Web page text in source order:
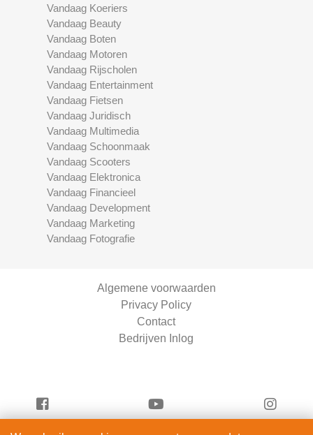
Vandaag Koeriers
Vandaag Beauty
Vandaag Boten
Vandaag Motoren
Vandaag Rijscholen
Vandaag Entertainment
Vandaag Fietsen
Vandaag Juridisch
Vandaag Multimedia
Vandaag Schoonmaak
Vandaag Scooters
Vandaag Elektronica
Vandaag Financieel
Vandaag Development
Vandaag Marketing
Vandaag Fotografie
Algemene voorwaarden
Privacy Policy
Contact
Bedrijven Inlog